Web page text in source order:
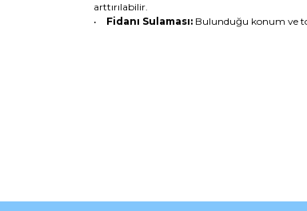
arttırılabilir.
• Fidanı Sulaması: Bulunduğu konum ve
Bu ürünün fiyat bilgisi, resim, ürün
Ürün fiyatı diğer sitelerden daha pahalı.